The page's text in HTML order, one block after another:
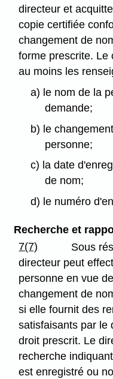
directeur et
copie certifiée
changement de
forme prescrite. Le
au moins les
a) le nom de la
demande;
b) le
personne;
c) la date
de nom;
d) le numéro
Recherche et
7(7)
Sous
directeur peut
personne en vue
changement de
si elle fournit des
satisfaisants par le
droit prescrit. Le
recherche
est enregistré ou